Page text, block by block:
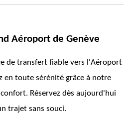
Aéroport de Genève
de transfert fiable vers l'Aéroport
en toute sérénité grâce à notre
Réservez dès aujourd'hui
trajet sans souci.